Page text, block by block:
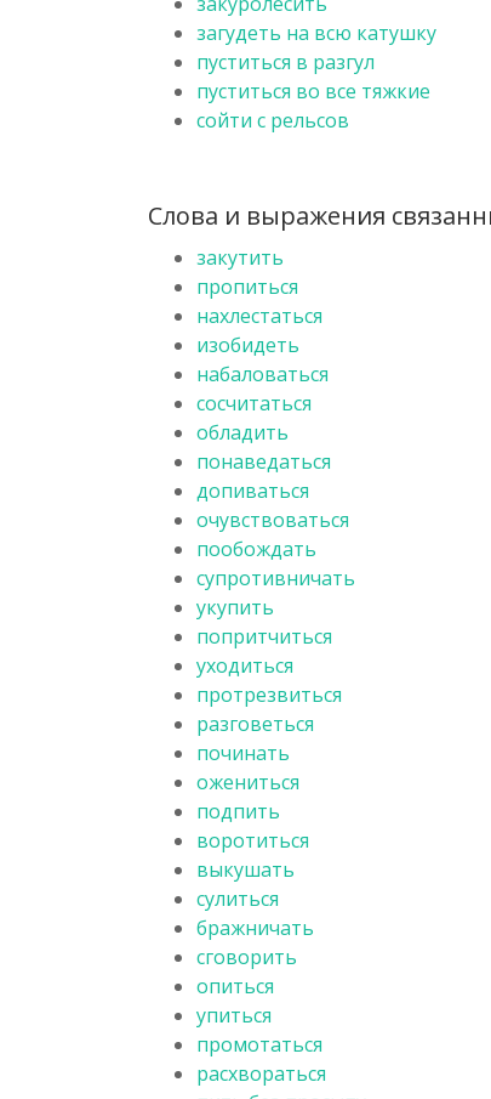
загудеть на всю катушку
пуститься в разгул
пуститься во все тяжкие
сойти с рельсов
Слова и выражения
закутить
пропиться
нахлестаться
изобидеть
набаловаться
сосчитаться
обладить
понаведаться
допиваться
очувствоваться
пообождать
супротивничать
укупить
попритчиться
уходиться
протрезвиться
разговеться
починать
ожениться
подпить
воротиться
выкушать
сулиться
бражничать
сговорить
опиться
упиться
промотаться
расхвораться